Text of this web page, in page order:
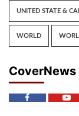
UNITED STATE &
WORLD
CoverNews